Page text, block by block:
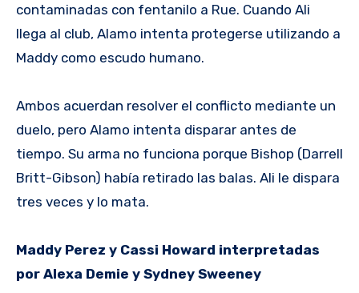
contaminadas con fentanilo a Rue. Cuando Ali
llega al club, Alamo intenta protegerse utilizando a
Maddy como escudo humano.
Ambos acuerdan resolver el conflicto mediante un
duelo, pero Alamo intenta disparar antes de
tiempo. Su arma no funciona porque Bishop (Darrell
Britt-Gibson) había retirado las balas. Ali le dispara
tres veces y lo mata.
Maddy Perez y Cassi Howard interpretadas
por Alexa Demie y Sydney Sweeney